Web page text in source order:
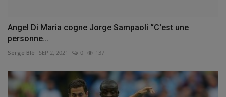
Angel Di Maria cogne Jorge Sampaoli ‘‘C'est une
personne...
Serge Blé SEP 2, 2021 0 137